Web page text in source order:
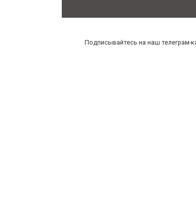
Подписывайтесь на наш телеграм-